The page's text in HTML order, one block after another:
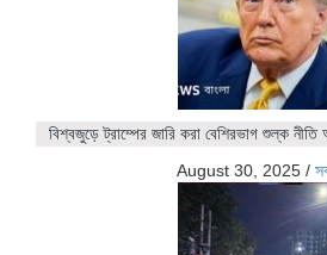
বিশ্বজুড়ে ট্রাম্পের জারি করা বেশিরভাগ শুল্ক নীতি
August 30, 2025 /